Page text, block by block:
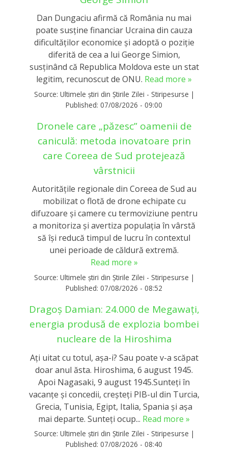
Dan Dungaciu afirmă că România nu mai
poate susține financiar Ucraina din cauza
dificultăților economice și adoptă o poziție
diferită de cea a lui George Simion,
susținând că Republica Moldova este un stat
legitim, recunoscut de ONU. Read more »
Source: Ultimele știri din Știrile Zilei - Stiripesurse |
Published: 07/08/2026 - 09:00
Dronele care „păzesc” oamenii de
caniculă: metoda inovatoare prin
care Coreea de Sud protejează
vârstnicii
Autoritățile regionale din Coreea de Sud au
mobilizat o flotă de drone echipate cu
difuzoare și camere cu termoviziune pentru
a monitoriza și avertiza populația în vârstă
să își reducă timpul de lucru în contextul
unei perioade de căldură extremă.
Read more »
Source: Ultimele știri din Știrile Zilei - Stiripesurse |
Published: 07/08/2026 - 08:52
Dragoș Damian: 24.000 de Megawați,
energia produsă de explozia bombei
nucleare de la Hiroshima
Ați uitat cu totul, așa-i? Sau poate v-a scăpat
doar anul ăsta. Hiroshima, 6 august 1945.
Apoi Nagasaki, 9 august 1945.Sunteți în
vacanțe și concedii, creșteți PIB-ul din Turcia,
Grecia, Tunisia, Egipt, Italia, Spania și așa
mai departe. Sunteți ocup... Read more »
Source: Ultimele știri din Știrile Zilei - Stiripesurse |
Published: 07/08/2026 - 08:40